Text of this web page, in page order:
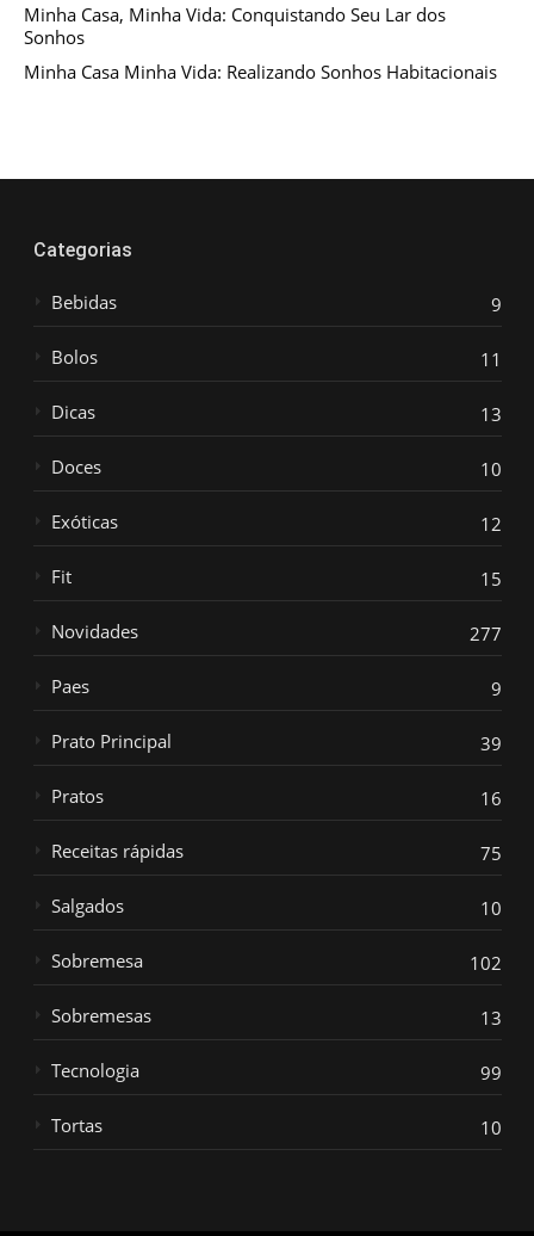
Minha Casa, Minha Vida: Conquistando Seu Lar dos
Sonhos
Minha Casa Minha Vida: Realizando Sonhos Habitacionais
Categorias
Bebidas 9
Bolos 11
Dicas 13
Doces 10
Exóticas 12
Fit 15
Novidades 277
Paes 9
Prato Principal 39
Pratos 16
Receitas rápidas 75
Salgados 10
Sobremesa 102
Sobremesas 13
Tecnologia 99
Tortas 10